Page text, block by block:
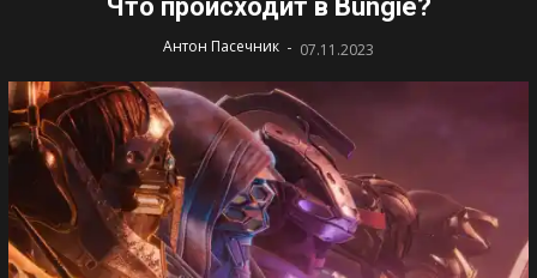
Что происходит в Bungie?
Антон Пасечник - 07.11.2023